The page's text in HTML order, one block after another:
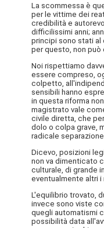
La scommessa è
per le vittime dei
credibilità e
difficilissimi anni;
principi sono stati al
per questo, non può
Noi rispettiamo
essere compreso,
colpetto,
sensibili hanno
in questa riforma
magistrato vale
civile diretta, che
dolo o colpa grave,
radicale
Dicevo, posizioni
non va dimenticato
culturale, di grande
eventualmente altri
L'equilibrio trovato,
invece sono viste
quegli automatismi
possibilità data